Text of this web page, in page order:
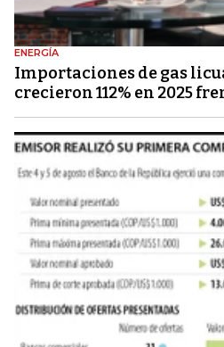
ENERGÍA
Importaciones de gas
crecieron 112% en 2025